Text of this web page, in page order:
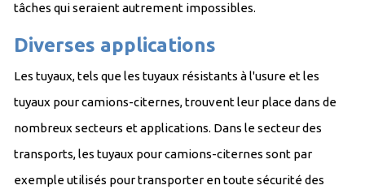
tâches qui seraient autrement impossibles.
Diverses applications
Les tuyaux, tels que les tuyaux résistants à l'usure et les
tuyaux pour camions-citernes, trouvent leur place dans de
nombreux secteurs et applications. Dans le secteur des
transports, les tuyaux pour camions-citernes sont par
exemple utilisés pour transporter en toute sécurité des